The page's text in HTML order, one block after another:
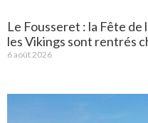
Le Fousseret : la Fête
les Vikings sont rentrés
6 août 2026